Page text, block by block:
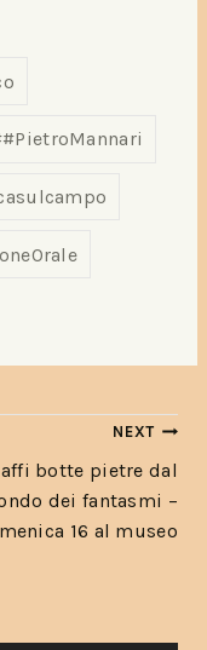
#PietroMannari
NEXT
botte pietre dal
dei fantasmi –
16 al museo